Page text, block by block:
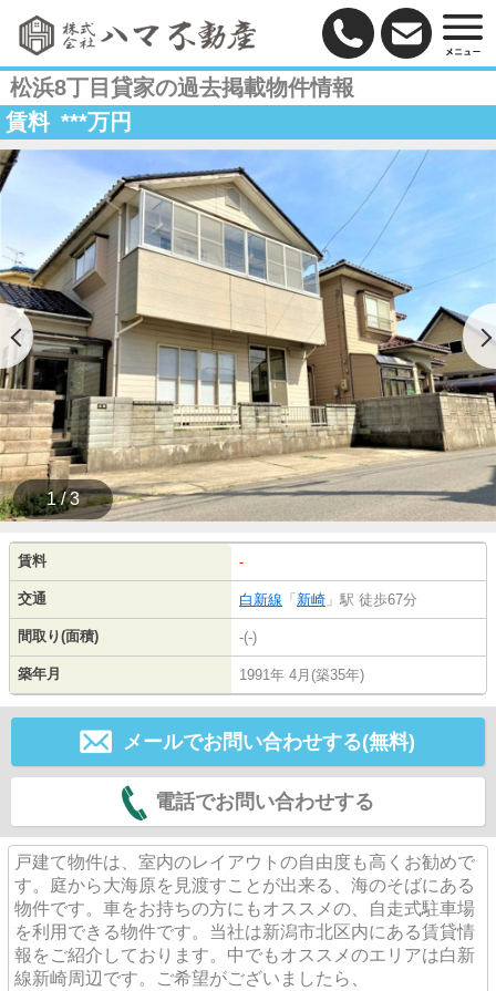
松浜8丁目貸家の過去掲載物件情報
賃料 ***万円
1 / 3
賃料 -
交通 白新線 「 新崎 」駅 徒歩67分
間取り(面積) -(-)
築年月 1991年 4月(築35年)
メールでお問い合わせする(無料)
電話でお問い合わせする
戸建て物件は、室内のレイアウトの自由度も高くお勧めで
す。庭から大海原を見渡すことが出来る、海のそばにある
物件です。車をお持ちの方にもオススメの、自走式駐車場
を利用できる物件です。当社は新潟市北区内にある賃貸情
報をご紹介しております。中でもオススメのエリアは白新
線新崎周辺です。ご希望がございましたら、